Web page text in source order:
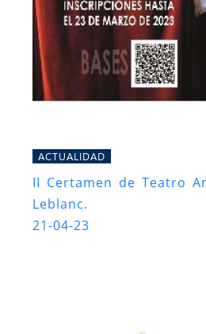
ACTUALIDAD
II Certamen de Teatro
Leblanc.
21-04-23